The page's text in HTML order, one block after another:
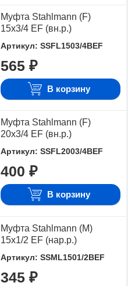
Муфта Stahlmann (F)
15х3/4 EF (вн.р.)
Артикул: SSFL1503/4BEF
565 ₽
В корзину
Муфта Stahlmann (F)
20х3/4 EF (вн.р.)
Артикул: SSFL2003/4BEF
400 ₽
В корзину
Муфта Stahlmann (M)
15х1/2 EF (нар.р.)
Артикул: SSML1501/2BEF
345 ₽